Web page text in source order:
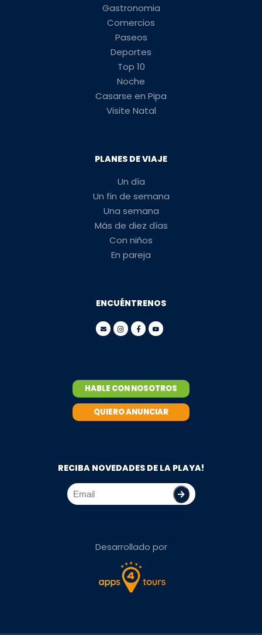
Gastronomia
Comercios
Paseos
Deportes
Top 10
Noche
Casarse en Pipa
Visite Natal
PLANES DE VIAJE
Un día
Un fin de semana
Una semana
Más de diez días
Con niños
En pareja
ENCUÉNTRENOS
HABLE CON NOSOTROS
QUIERO ANUNCIAR
RECIBA NOVEDADES DE LA PLAYA!
Desarrollado por